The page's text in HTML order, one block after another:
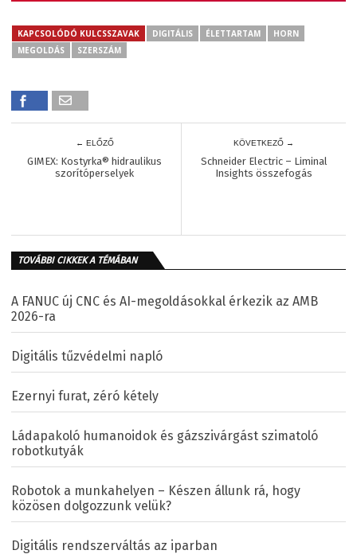
KAPCSOLÓDÓ KULCSSZAVAK DIGITÁLIS ÉLETTARTAM
HORN
MEGOLDÁS
SZERSZÁM
← ELŐZŐ
GIMEX: Kostyrka® hidraulikus
szorítóperselyek
KÖVETKEZŐ →
Schneider Electric – Liminal
Insights összefogás
TOVÁBBI CIKKEK A TÉMÁBAN
A FANUC új CNC és AI-megoldásokkal érkezik az AMB
2026-ra
Digitális tűzvédelmi napló
Ezernyi furat, zéró kétely
Ládapakoló humanoidok és gázszivárgást szimatoló
robotkutyák
Robotok a munkahelyen – Készen állunk rá, hogy
közösen dolgozzunk velük?
Digitális rendszerváltás az iparban